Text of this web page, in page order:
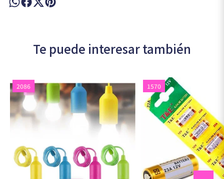
Te puede interesar también
2086 1570